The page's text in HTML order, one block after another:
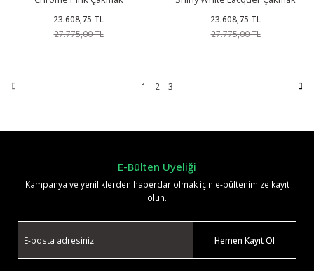
23.608,75 TL
27.775,00 TL
23.608,75 TL
27.775,00 TL
1 2 3
E-Bülten Üyeliği
Kampanya ve yeniliklerden haberdar olmak için e-bültenimize kayıt
olun.
Hemen Kayıt Ol